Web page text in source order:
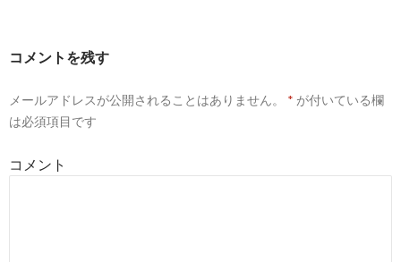
コメントを残す
メールアドレスが公開されることはありません。 * が付いている欄
は必須項目です
コメント